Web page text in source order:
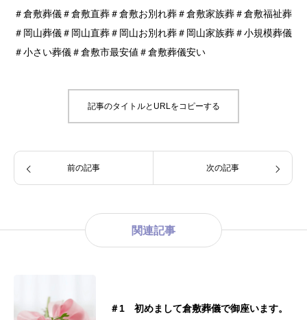
＃倉敷葬儀＃倉敷直葬＃倉敷お別れ葬＃倉敷家族葬＃倉敷福祉葬
＃岡山葬儀＃岡山直葬＃岡山お別れ葬＃岡山家族葬＃小規模葬儀
＃小さい葬儀＃倉敷市最安値＃倉敷葬儀安い
記事のタイトルとURLをコピーする
前の記事 次の記事
関連記事
＃1 初めまして倉敷葬儀で御座います。